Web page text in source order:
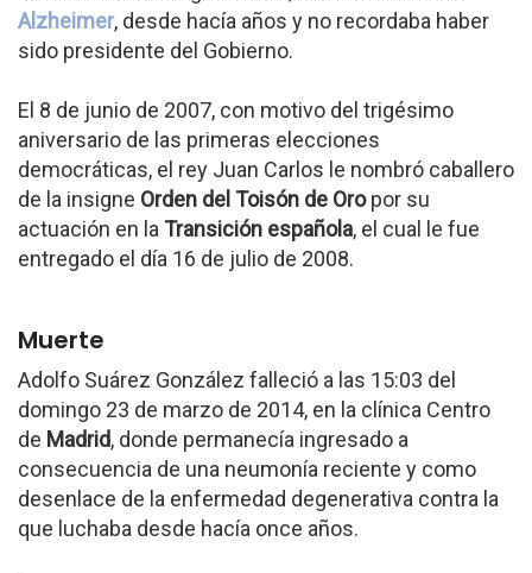
Alzheimer, desde hacía años y no recordaba haber
sido presidente del Gobierno.
El 8 de junio de 2007, con motivo del trigésimo
aniversario de las primeras elecciones
democráticas, el rey Juan Carlos le nombró caballero
de la insigne Orden del Toisón de Oropor su
actuación en la Transición española, el cual le fue
entregado el día 16 de julio de 2008.
Muerte
Adolfo Suárez González falleció a las 15:03 del
domingo 23 de marzo de 2014, en la clínica Centro
de Madrid, donde permanecía ingresado a
consecuencia de una neumonía reciente y como
desenlace de la enfermedad degenerativa contra la
que luchaba desde hacía once años.